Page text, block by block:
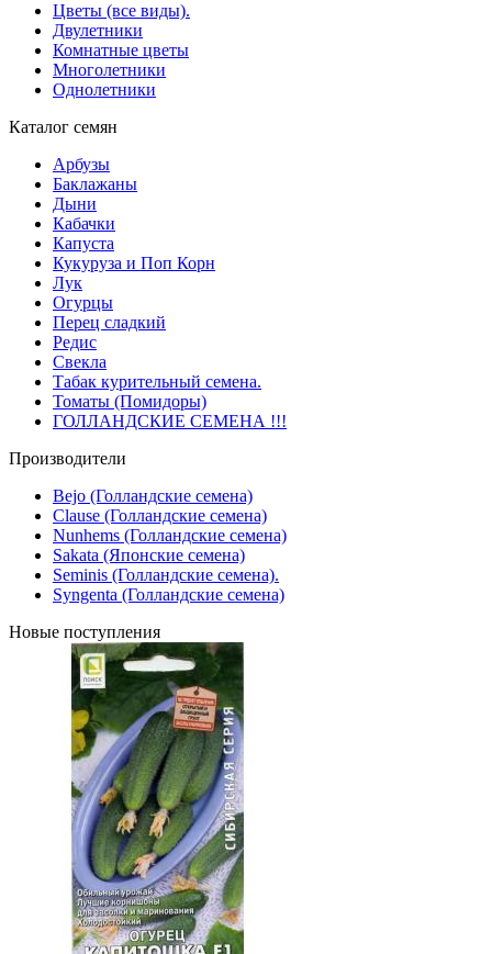
Цветы (все виды).
Двулетники
Комнатные цветы
Многолетники
Однолетники
Каталог семян
Арбузы
Баклажаны
Дыни
Кабачки
Капуста
Кукуруза и Поп Корн
Лук
Огурцы
Перец сладкий
Редис
Свекла
Табак курительный семена.
Томаты (Помидоры)
ГОЛЛАНДСКИЕ СЕМЕНА !!!
Производители
Bejo (Голландские семена)
Clause (Голландские семена)
Nunhems (Голландские семена)
Sakata (Японские семена)
Seminis (Голландские семена).
Syngenta (Голландские семена)
Новые поступления